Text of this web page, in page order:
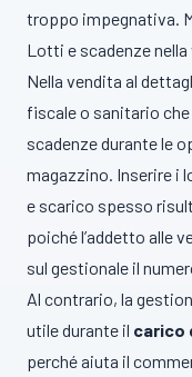
troppo impegnativa.
Lotti e scadenze
Nella vendita al
fiscale o sanitario
scadenze durante le
magazzino. Inserire i
e scarico spesso
poiché l’addetto alle
sul gestionale il
Al contrario, la
utile durante il carico
perché aiuta il